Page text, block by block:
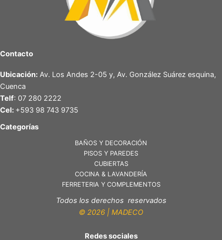
Contacto
Ubicación: Av. Los Andes 2-05 y, Av. González Suárez esquina,
Cuenca
Telf: 07 280 2222
Cel: +593 98 743 9735
Categorías
BAÑOS Y DECORACIÓN
PISOS Y PAREDES
CUBIERTAS
COCINA & LAVANDERÍA
FERRETERIA Y COMPLEMENTOS
Todos los derechos reservados
© 2026 | MADECO
Redes sociales